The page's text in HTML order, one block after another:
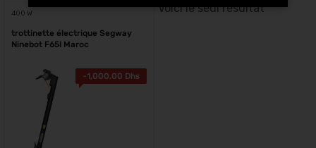
400 W
trottinette électrique Segway
Ninebot F65I Maroc
-1,000.00 Dhs
Voici le seul résultat